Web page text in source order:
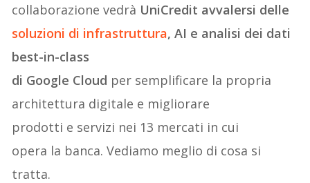
collaborazione vedrà UniCredit avvalersi delle
soluzioni di infrastruttura, AI e analisi dei dati
best-in-class
di Google Cloud per semplificare la propria
architettura digitale e migliorare
prodotti e servizi nei 13 mercati in cui
opera la banca. Vediamo meglio di cosa si
tratta.